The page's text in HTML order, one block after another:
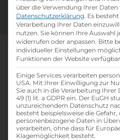
zu finden. Viel Erfolg!
Mach, was dich
weiterbringt
über die Verwendung Ihrer Daten
Datenschutzerklärung. Es
Verarbeitung Ihrer Daten
nutzen. Sie können Ihre Auswahl
widerrufen oder anpassen. Bitte
individueller Einstellungen
Funktionen der Website
Einige Services verarbeiten
USA. Mit Ihrer Einwilligung zur
Sie auch in die Verarbeitung Ihrer
49 (1) lit. a GDPR ein. Der EuGH
unzureichendem Datenschutz
besteht beispielsweise die
personenbezogene Daten in
verarbeiten, ohne dass für
Klagemöglichkeit besteht.